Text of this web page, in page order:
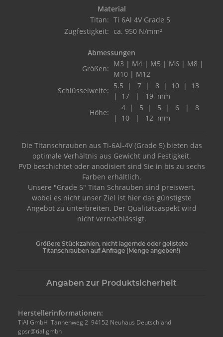
Material
Titan: Ti 6Al 4V Grade 5
Zugfestigkeit: ca. 950 N/mm²
Abmessungen
Größen:
M3 | M4 | M5 | M6 | M8 |
M10 | M12
Schlüsselweite:
5.5 | 7 | 8 | 10 | 13
| 17 | 19 mm
Höhe:
4 | 5 | 5 | 6 | 8
| 10 | 12 mm
Die Titanschrauben aus Ti-6Al-4V (Grade 5) bieten das
optimale Verhältnis aus Gewicht und Festigkeit.
PVD beschichtet oder anodisiert sind Sie in bis zu sechs
Farben erhältlich.
Unsere "Grade 5" Titan Schrauben sind preiswert,
wobei es nicht unser Ziel ist hier das günstigste
Angebot zu unterbreiten. Der Qualitätsaspekt wird
nicht vernachlässigt.
Größere Stückzahlen, nicht lagernde oder gelistete
Titanschrauben auf Anfrage (Menge angeben!)
Angaben zur Produktsicherheit
Herstellerinformationen:
TiAl GmbH Tannenweg 2 94152 Neuhaus Deutschland
gpsr@tial.gmbh